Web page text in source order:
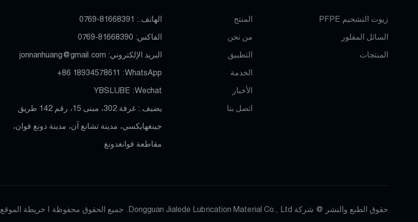
زيوت التشحيم PFPE
السائل المفلور
المنتجات
المنتج
من نحن
التطبيق
الخدمة
الأخبار
اتصل بنا
الهاتف.: 0769-81668391
الفاكس: 0769-81668390
البريد الإلكتروني: jonnanhuang@gmail.com
WhatsApp:
+86 18934578611
Wechat:
YBSLUBE
يضيف.: غرفة 302، مبنى 15، رقم 142 طريق
جينغهايكسي، مدينة تشانغ آن، مدينة دونغ قوان،
مقاطعة قوانغدونغ
حقوق الطبع والنشر @ شركة Dongguan Jialede Lubrication Material Co., Ltd. جميع الحقوق محفوظة | خريطة الموقع